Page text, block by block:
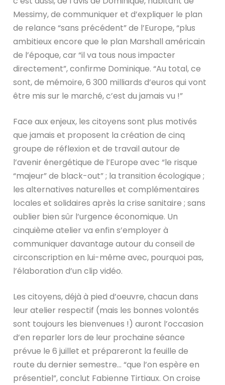
Messimy, de communiquer et d’expliquer le plan
de relance “sans précédent” de l’Europe, “plus
ambitieux encore que le plan Marshall américain
de l’époque, car “il va tous nous impacter
directement”, confirme Dominique. “Au total, ce
sont, de mémoire, 6 300 milliards d’euros qui vont
être mis sur le marché, c’est du jamais vu !”
Face aux enjeux, les citoyens sont plus motivés
que jamais et proposent la création de cinq
groupe de réflexion et de travail autour de
l’avenir énergétique de l’Europe avec “le risque
“majeur” de black-out” ; la transition écologique ;
les alternatives naturelles et complémentaires
locales et solidaires après la crise sanitaire ; sans
oublier bien sûr l’urgence économique. Un
cinquième atelier va enfin s’employer à
communiquer davantage autour du conseil de
circonscription en lui-même avec, pourquoi pas,
l’élaboration d’un clip vidéo.
Les citoyens, déjà à pied d’oeuvre, chacun dans
leur atelier respectif (mais les bonnes volontés
sont toujours les bienvenues !) auront l’occasion
d’en reparler lors de leur prochaine séance
prévue le 6 juillet et prépareront la feuille de
route du dernier semestre… “que l’on espère en
présentiel”, conclut Fabienne Tirtiaux. On croise